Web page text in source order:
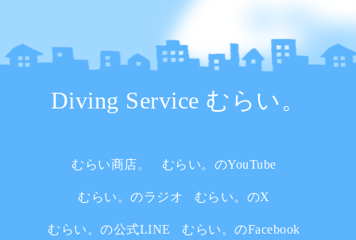
Diving Service むらい。
むらい商店。 むらい。のYouTube
むらい。のラジオ むらい。のX
むらい。の公式LINE むらい。のFacebook